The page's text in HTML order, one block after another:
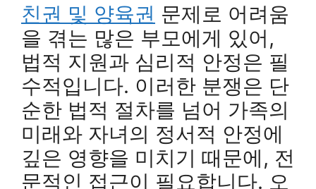
친권 및 양육권 문제로 어려움
을 겪는 많은 부모에게 있어,
법적 지원과 심리적 안정은 필
수적입니다. 이러한 분쟁은 단
순한 법적 절차를 넘어 가족의
미래와 자녀의 정서적 안정에
깊은 영향을 미치기 때문에, 전
문적인 접근이 필요합니다. 오